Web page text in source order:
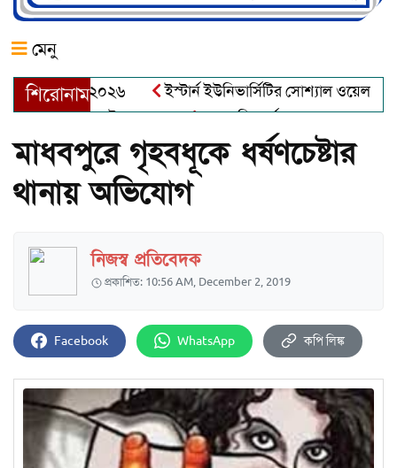
মেনু
শিরোনাম
ইস্টার্ন ইউনিভার্সিটির সোশ্যাল ওয়েলফেয়ার
খালেক এর ইন্তেকাল
আত্মশুদ্ধি অর্জন ও অশুভকে বর্জন করে
মাধবপুরে গৃহবধূকে ধর্ষণচেষ্টার
থানায় অভিযোগ
নিজস্ব প্রতিবেদক
প্রকাশিত: 10:56 AM, December 2, 2019
Facebook WhatsApp কপি লিঙ্ক